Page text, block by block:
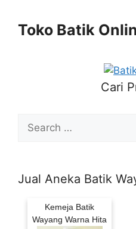
contentToko Batik
Cari
for:
Jual Aneka Batik
Kemeja Batik
Wayang Warna Hita